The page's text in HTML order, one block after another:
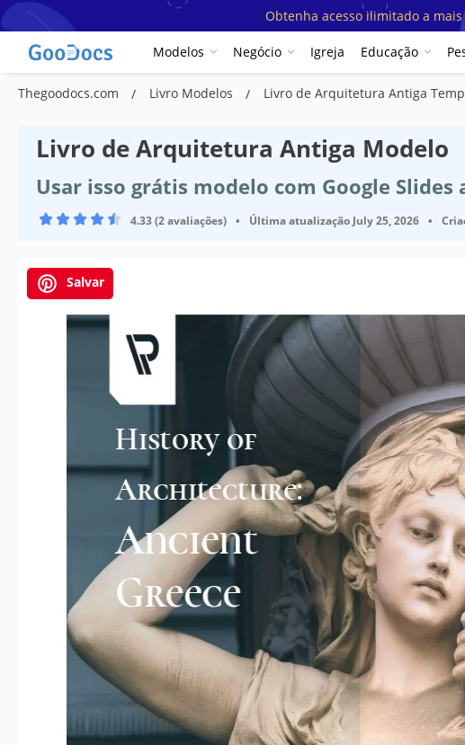
Obtenha acesso ilimitado a mais
Modelos Negócio Igreja Educação
Thegoodocs.com Livro Modelos Livro de Arquitetura Antiga
Livro de Arquitetura Antiga Modelo
Usar isso grátis modelo com Google
4.33 (2 avaliações) • Última atualização July 25, 2026 •
Salvar